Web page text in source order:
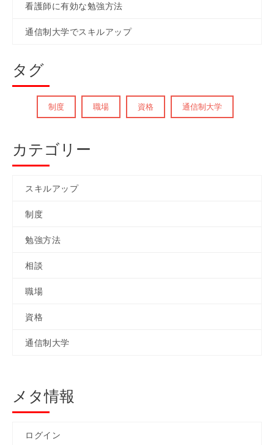
看護師に有効な勉強方法
通信制大学でスキルアップ
タグ
制度 職場 資格 通信制大学
カテゴリー
スキルアップ
制度
勉強方法
相談
職場
資格
通信制大学
メタ情報
ログイン